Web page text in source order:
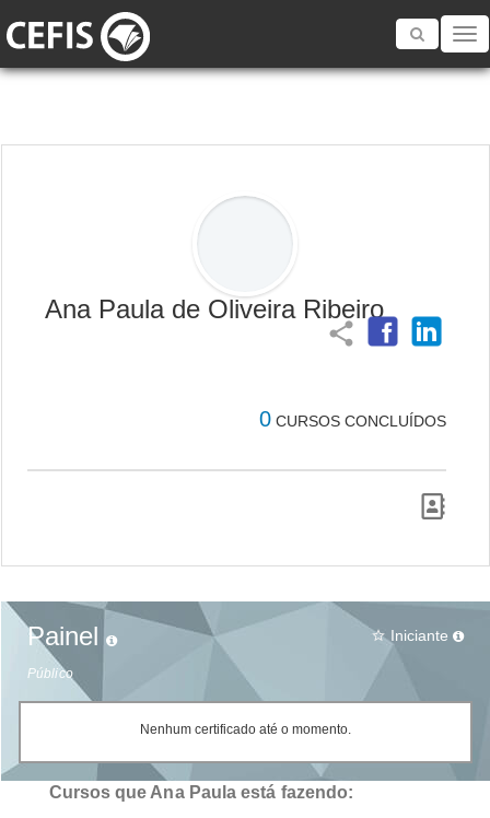
Toggle
Ana Paula de Oliveira Ribeiro
share
0 CURSOS CONCLUÍDOS
Painel
Público
star_border Iniciante
Nenhum certificado até o momento.
Cursos que Ana Paula está fazendo: